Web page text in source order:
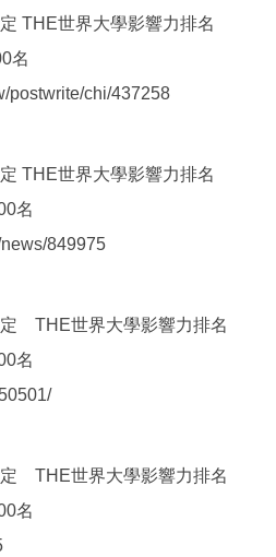
THE世界大學影響力排名
名
postwrite/chi/437258
THE世界大學影響力排名
名
849975
THE世界大學影響力排名
名
THE世界大學影響力排名
名